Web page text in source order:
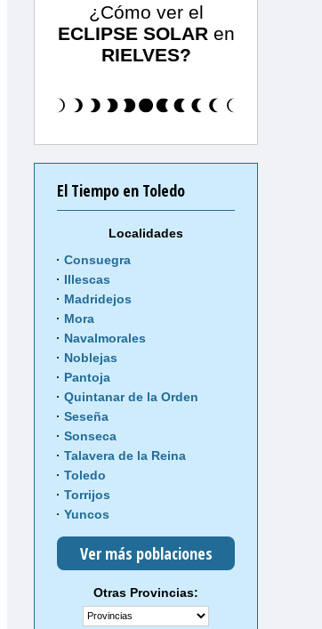
¿Cómo ver el
ECLIPSE SOLAR en
RIELVES?
El Tiempo en Toledo
Localidades
Consuegra
Illescas
Madridejos
Mora
Navalmorales
Noblejas
Pantoja
Quintanar de la Orden
Seseña
Sonseca
Talavera de la Reina
Toledo
Torrijos
Yuncos
Ver más poblaciones
Otras Provincias: